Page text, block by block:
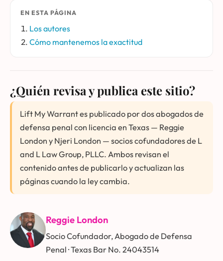
EN ESTA PÁGINA
Los autores
Cómo mantenemos la exactitud
¿Quién revisa y publica este sitio?
Lift My Warrant es publicado por dos abogados de
defensa penal con licencia en Texas — Reggie
London y Njeri London — socios cofundadores de L
and L Law Group, PLLC. Ambos revisan el
contenido antes de publicarlo y actualizan las
páginas cuando la ley cambia.
Reggie London
Socio Cofundador, Abogado de Defensa
Penal · Texas Bar No. 24043514